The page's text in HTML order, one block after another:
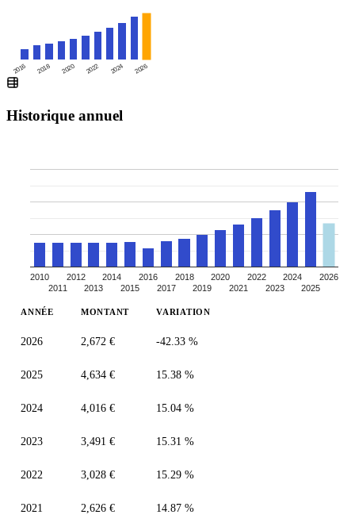
2016 2018 2020 2022 2024 2026
Historique annuel
2010
2011
2012
2013
2014
2015
2016
2017
2018
2019
2020
2021
2022
2023
2024
2025
2026
ANNÉE MONTANT VARIATION
2026 2,672 € -42.33 %
2025 4,634 € 15.38 %
2024 4,016 € 15.04 %
2023 3,491 € 15.31 %
2022 3,028 € 15.29 %
2021 2,626 € 14.87 %